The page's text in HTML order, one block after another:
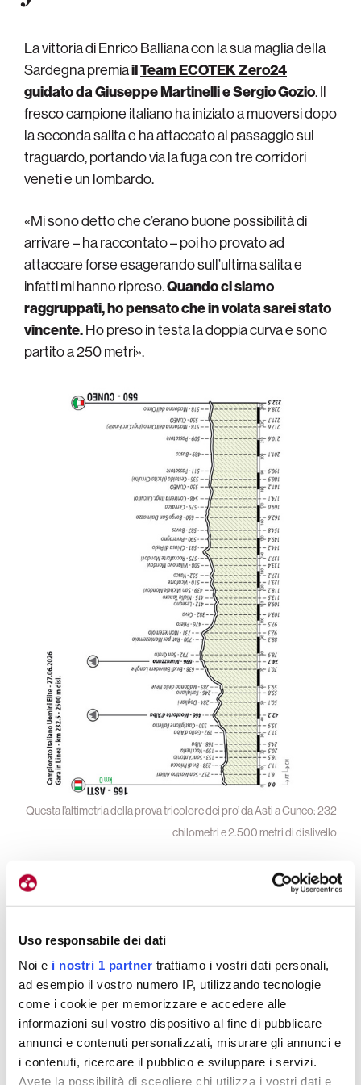
Uso responsabile dei dati
Noi e i nostri 1 partner trattiamo i vostri dati personali,
ad esempio il vostro numero IP, utilizzando tecnologie
come i cookie per memorizzare e accedere alle
informazioni sul vostro dispositivo al fine di pubblicare
annunci e contenuti personalizzati, misurare gli annunci e
i contenuti, ricercare il pubblico e sviluppare i servizi.
Avete la possibilità di scegliere chi utilizza i vostri dati e
La vittoria di Enrico Balliana con la sua maglia della
Sardegna premiailTeam ECOTEK Zero24
guidato daGiuseppe Martinellie Sergio Gozio. Il
fresco campione italiano ha iniziato a muoversi dopo
la seconda salita e ha attaccato al passaggio sul
traguardo, portando via la fuga con tre corridori
veneti e un lombardo.
«Mi sono detto che c’erano buone possibilità di
arrivare – ha raccontato – poi ho provato ad
attaccare forse esagerando sull’ultima salita e
infatti mi hanno ripreso.Quando ci siamo
raggruppati, ho pensato che in volata sarei stato
vincente.Ho preso in testa la doppia curva e sono
partito a 250 metri».
Questa l’altimetria della prova tricolore dei pro’ da Asti a Cuneo: 232
chilometri e 2.500 metri di dislivello
I pro’ in Piemonte
I professionisti, Ganna in testa, si contenderannoil
titolo della crono giovedì 25 giugno sui 40
chilometri da Vicoforte a Barolo con circa 500
metri di dislivello. Tra gli avversari dell’azzurro
vanno inseriti a buon diritto suo cognato Matteo
Sobrero, che nelle Langhe ci abita, Mattia